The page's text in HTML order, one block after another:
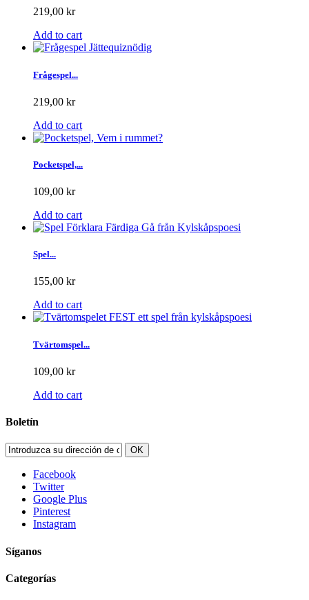
219,00 kr
Add to cart
Frågespel...
219,00 kr
Add to cart
Pocketspel,...
109,00 kr
Add to cart
Spel...
155,00 kr
Add to cart
Tvärtomspel...
109,00 kr
Add to cart
Boletín
OK
Facebook
Twitter
Google Plus
Pinterest
Instagram
Síganos
Categorías